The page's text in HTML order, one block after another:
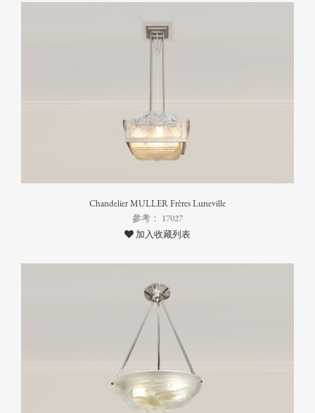
Chandelier MULLER Frères Luneville
參考： 17027
加入收藏列表